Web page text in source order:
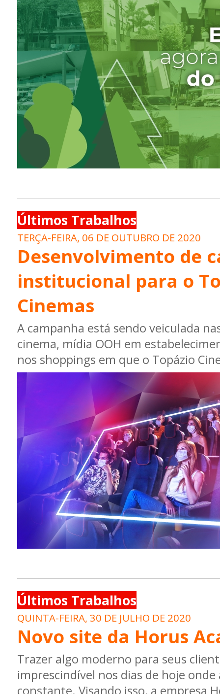
Últimos Trabalhos
TERÇA-FEIRA, 06 DE OUTUBRO DE 2020
Desenvolvimento de
institucional para o
Cinemas
A campanha está sendo veiculada
cinema, mídia OOH em
nos shoppings em que o Topázio
Últimos Trabalhos
QUINTA-FEIRA, 30 DE JULHO DE 2020
Novo site da Horus
Trazer algo moderno para seus
imprescindível nos dias de hoje onde
constante. Visando isso, a empresa